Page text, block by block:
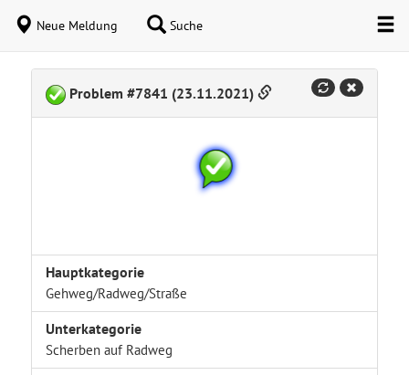
Neue Meldung Suche
Problem #7841 (23.11.2021)
Hauptkategorie
Gehweg/Radweg/Straße
Unterkategorie
Scherben auf Radweg